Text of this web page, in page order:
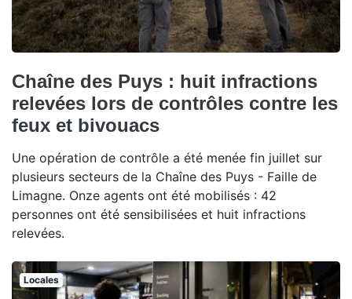
Chaîne des Puys : huit infractions
relevées lors de contrôles contre les
feux et bivouacs
Une opération de contrôle a été menée fin juillet sur
plusieurs secteurs de la Chaîne des Puys - Faille de
Limagne. Onze agents ont été mobilisés : 42
personnes ont été sensibilisées et huit infractions
relevées.
Locales